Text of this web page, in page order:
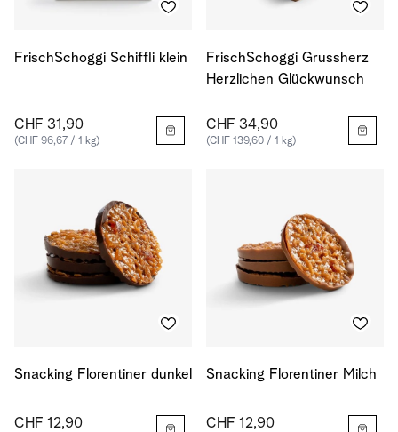
FrischSchoggi Schiffli klein
CHF 31,90
(CHF 96,67 / 1 kg)
FrischSchoggi Grussherz
Herzlichen Glückwunsch
CHF 34,90
(CHF 139,60 / 1 kg)
Snacking Florentiner dunkel
CHF 12,90
Snacking Florentiner Milch
CHF 12,90